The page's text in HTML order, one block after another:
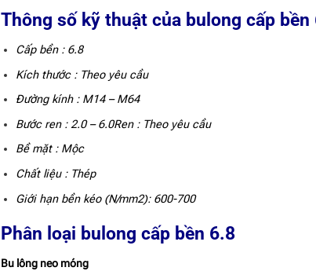
Thông số kỹ thuật của bulong cấp bền
Cấp bền : 6.8
Kích thước : Theo yêu cầu
Đường kính : M14 – M64
Bước ren : 2.0 – 6.0Ren : Theo yêu cầu
Bề mặt : Mộc
Chất liệu : Thép
Giới hạn bền kéo (N/mm2): 600-700
Phân loại bulong cấp bền 6.8
Bu lông neo móng